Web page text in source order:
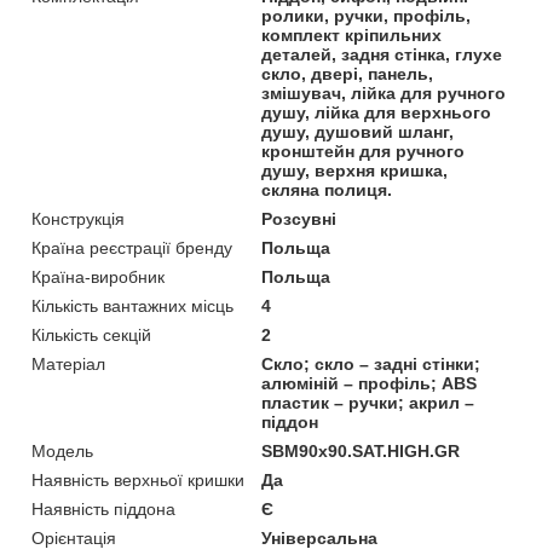
ролики, ручки, профіль,
комплект кріпильних
деталей, задня стінка, глухе
скло, двері, панель,
змішувач, лійка для ручного
душу, лійка для верхнього
душу, душовий шланг,
кронштейн для ручного
душу, верхня кришка,
скляна полиця.
Конструкція
Розсувні
Країна реєстрації бренду
Польща
Країна-виробник
Польща
Кількість вантажних місць
4
Кількість секцій
2
Матеріал
Скло; скло – задні стінки;
алюміній – профіль; ABS
пластик – ручки; акрил –
піддон
Мoдель
SBM90x90.SAT.HIGH.GR
Наявність верхньої кришки
Да
Наявність піддона
Є
Орієнтація
Універсальна